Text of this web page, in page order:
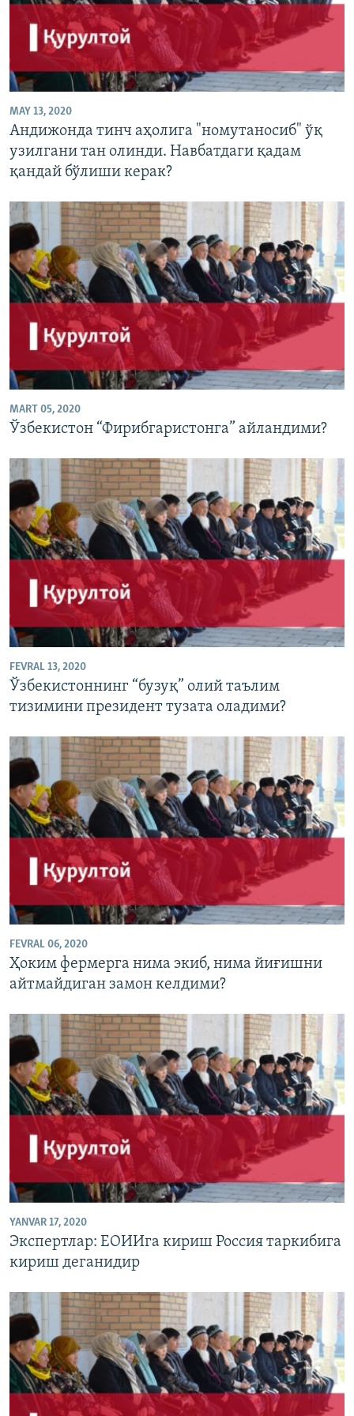
MAY 13, 2020
Андижонда тинч аҳолига "номутаносиб" ўқ
узилгани тан олинди. Навбатдаги қадам
қандай бўлиши керак?
MART 05, 2020
Ўзбекистон “Фирибгаристонга” айландими?
FEVRAL 13, 2020
Ўзбекистоннинг “бузуқ” олий таълим
тизимини президент тузата оладими?
FEVRAL 06, 2020
Ҳоким фермерга нима экиб, нима йиғишни
айтмайдиган замон келдими?
YANVAR 17, 2020
Экспертлар: ЕОИИга кириш Россия таркибига
кириш деганидир